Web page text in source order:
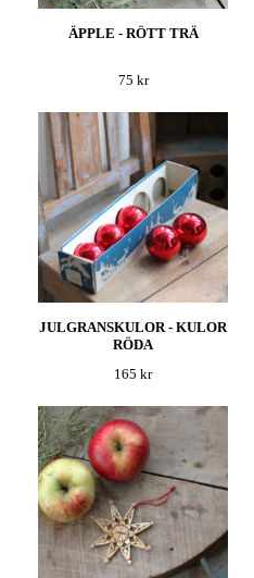
ÄPPLE - RÖTT TRÄ
75 kr
JULGRANSKULOR - KULOR
RÖDA
165 kr